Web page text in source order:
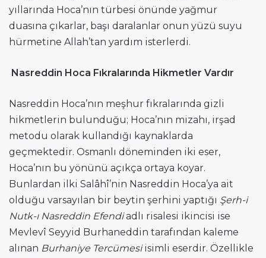
yıllarında Hoca’nın türbesi önünde yağmur
duasına çıkarlar, başı daralanlar onun yüzü suyu
hürmetine Allah’tan yardım isterlerdi.
Nasreddin Hoca Fıkralarında Hikmetler Vardır
Nasreddin Hoca’nın meşhur fıkralarında gizli
hikmetlerin bulunduğu; Hoca’nın mizahı, irşad
metodu olarak kullandığı kaynaklarda
geçmektedir. Osmanlı döneminden iki eser,
Hoca’nın bu yönünü açıkça ortaya koyar.
Bunlardan ilki Salâhî’nin Nasreddin Hoca’ya ait
olduğu varsayılan bir beytin şerhini yaptığı Şerh-i
Nutk-ı Nasreddin Efendiadlı risalesi ikincisi ise
Mevlevî Seyyid Burhaneddin tarafından kaleme
alınan Burhaniye Tercümesiisimli eserdir. Özellikle